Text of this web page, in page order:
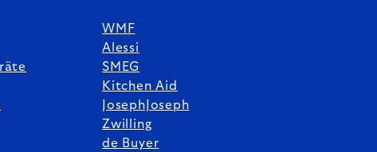
WMF
Alessi
SMEG
Kitchen Aid
JosephJoseph
Zwilling
de Buyer